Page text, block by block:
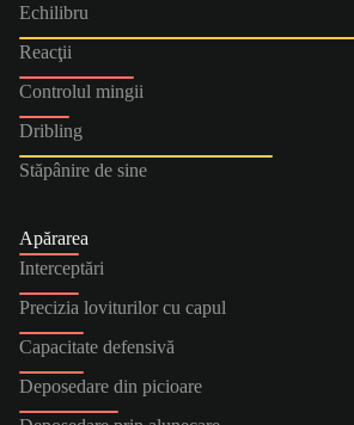
Echilibru
Reacţii
Controlul mingii
Dribling
Stăpânire de sine
Apărarea
Interceptări
Precizia loviturilor cu capul
Capacitate defensivă
Deposedare din picioare